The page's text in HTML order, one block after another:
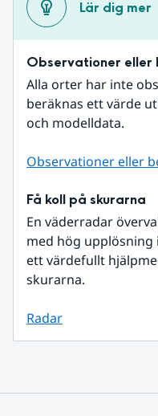
Lär dig mer
Observationer eller
Alla orter har inte
beräknas ett värde
och modelldata.
Observationer eller
Få koll på skurarna
En väderradar
med hög upplösning
ett värdefullt
skurarna.
Radar